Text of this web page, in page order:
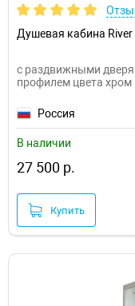
Душевая кабина
с раздвижными
профилем цвета хром
Россия
В наличии
27 500 р.
Купить